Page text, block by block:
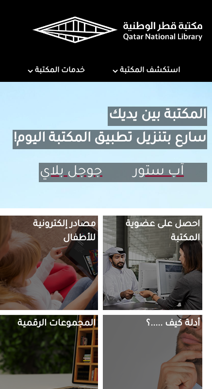
المحتوى
المكتبة بين يديك
سارع بتنزيل تطبيق المكتبة اليوم!
آب ستور جوجل بلاي
Explore Library
استكشف المكتبة
Services
خدمات المكتبة
Tiles Menu
المخيم الصيفي: الرياضيات والعلوم والتكنولوجيا والهندسة